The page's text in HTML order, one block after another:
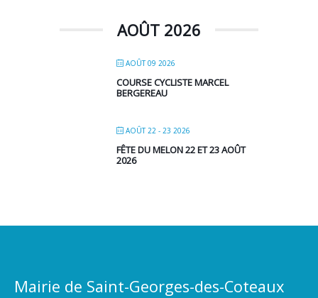
AOÛT 2026
AOÛT 09 2026
COURSE CYCLISTE MARCEL
BERGEREAU
AOÛT 22 - 23 2026
FÊTE DU MELON 22 ET 23 AOÛT
2026
Mairie de Saint-Georges-des-Coteaux